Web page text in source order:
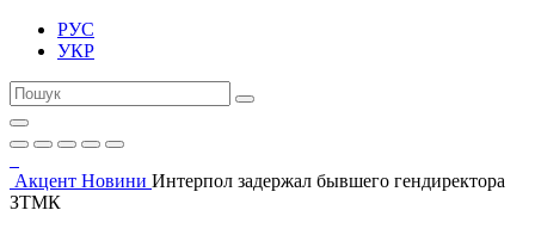
РУС
УКР
Акцент Новини Интерпол задержал бывшего гендиректора
ЗТМК